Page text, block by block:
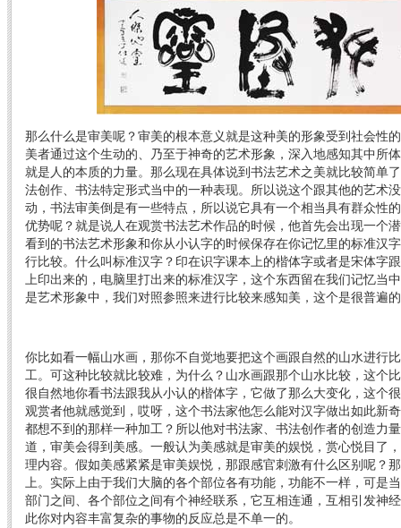
那么什么是审美呢？审美的根本意义就是这种美的形象受到社会性
美者通过这个生动的、乃至于神奇的艺术形象，深入地感知其中所
就是人的本质的力量。那么现在具体说到书法艺术之美就比较简单
法创作、书法特定形式当中的一种表现。所以说这个跟其他的艺术
动，书法审美倒是有一些特点，所以说它具有一个相当具有群众性
优势呢？就是说人在观赏书法艺术作品的时候，他首先会出现一个
看到的书法艺术形象和你从小认字的时候保存在你记忆里的标准汉
行比较。什么叫标准汉字？印在识字课本上的楷体字或者是宋体字
上印出来的，电脑里打出来的标准汉字，这个东西留在我们记忆当
是艺术形象中，我们对照参照来进行比较来感知美，这个是很普遍
你比如看一幅山水画，那你不自觉地要把这个画跟自然的山水进行
工。可这种比较就比较难，为什么？山水画跟那个山水比较，这个
很自然地你看书法跟我从小认的楷体字，它做了那么大变化，这个
观赏者他就感觉到，哎呀，这个书法家他怎么能对汉字做出如此新
都想不到的那样一种加工？所以他对书法家、书法创作者的创造力
道，审美会得到美感。一般认为美感就是审美的娱悦，赏心悦目了
理内容。假如美感紧紧是审美娱悦，那跟感官刺激有什么区别呢？
上。实际上由于我们大脑的各个部位各有功能，功能不一样，可是
部门之间、各个部位之间有个神经联系，它互相连通，互相引发神
此你对内容丰富复杂的事物的反应总是不单一的。